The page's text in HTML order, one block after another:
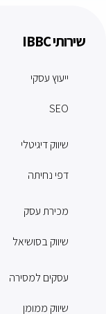
שירותי IBBC
ייעוץ עסקי
SEO
שיווק דיגיטלי
דפי נחיתה
מכירת עסק
שיווק בסושיאל
עסקים למסירה
שיווק ממומן